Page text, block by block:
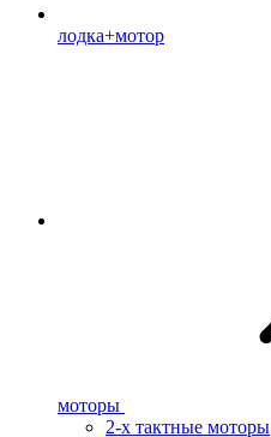
лодка+мотор
моторы
2-х тактные моторы